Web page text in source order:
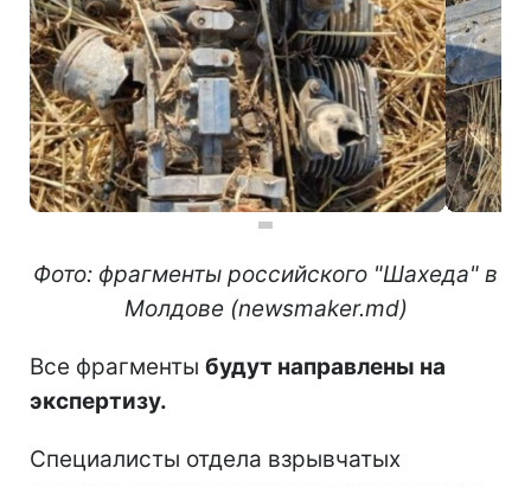
Фото: фрагменты российского "Шахеда" в
Молдове (newsmaker.md)
Все фрагменты будут направлены на
экспертизу.
Специалисты отдела взрывчатых